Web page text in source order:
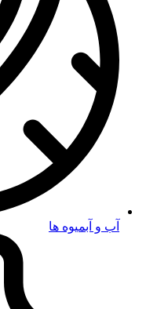
آب و آبمیوه ها